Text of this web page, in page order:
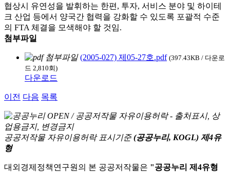
협상시 유연성을 발휘하는 한편, 투자, 서비스 분야 및 하이테
크 산업 등에서 양국간 협력을 강화할 수 있도록 포괄적 수준
의 FTA 체결을 모색해야 할 것임.
첨부파일
(2005-027) 제05-27호.pdf (397.43KB / 다운로
드 2,810회)
다운로드
이전 다음 목록
공공저작물 자유이용허락 표시기준 (공공누리, KOGL) 제4유
형
대외경제정책연구원의 본 공공저작물은 "공공누리 제4유형